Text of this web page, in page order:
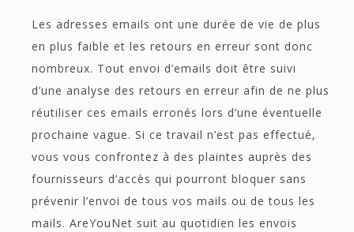
Les adresses emails ont une durée de vie de plus
en plus faible et les retours en erreur sont donc
nombreux. Tout envoi d’emails doit être suivi
d’une analyse des retours en erreur afin de ne plus
réutiliser ces emails erronés lors d’une éventuelle
prochaine vague. Si ce travail n’est pas effectué,
vous vous confrontez à des plaintes auprès des
fournisseurs d’accès qui pourront bloquer sans
prévenir l’envoi de tous vos mails ou de tous les
mails. AreYouNet suit au quotidien les envois